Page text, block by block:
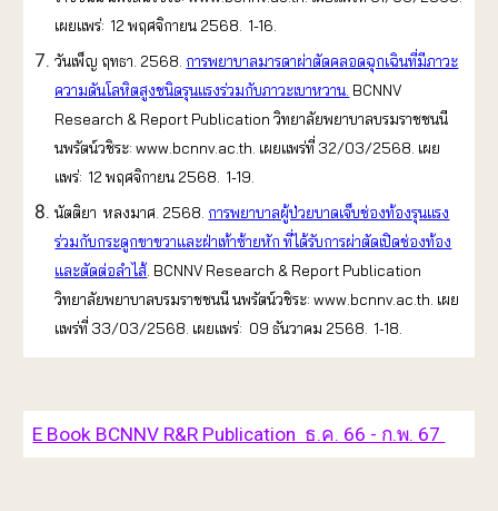
เผยแพร่: 12 พฤศจิกายน 2568. 1-16.
วันเพ็ญ ฤทธา. 2568. การพยาบาลมารดาผ่าตัดคลอดฉุกเฉินที่มีภาวะ
ความดันโลหิตสูงชนิดรุนแรงร่วมกับภาวะเบาหวาน. BCNNV
Research & Report Publication วิทยาลัยพยาบาลบรมราชชนนี
นพรัตน์วชิระ: www.bcnnv.ac.th. เผยแพร่ที่ 32/03/2568. เผย
แพร่: 12 พฤศจิกายน 2568. 1-19.
นัตติยา หลงมาศ. 2568. การพยาบาลผู้ป่วยบาดเจ็บช่องท้องรุนแรง
ร่วมกับกระดูกขาขวาและฝ่าเท้าซ้ายหัก ที่ได้รับการผ่าตัดเปิดช่องท้อง
และตัดต่อลำไส้ . BCNNV Research & Report Publication
วิทยาลัยพยาบาลบรมราชชนนี นพรัตน์วชิระ: www.bcnnv.ac.th. เผย
แพร่ที่ 33/03/2568. เผยแพร่: 09 ธันวาคม 2568. 1-18.
E Book BCNNV R&R Publication ธ.ค. 66 - ก.พ. 67